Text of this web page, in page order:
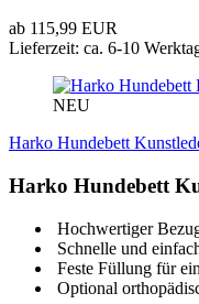
ab 115,99 EUR
Lieferzeit: ca. 6-10
NEU
Harko Hundebett
Harko Hundebett
Hochwertiger
Schnelle und
Feste Füllung für
Optional